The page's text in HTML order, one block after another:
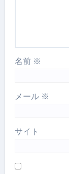
名前 ※
メール ※
サイト